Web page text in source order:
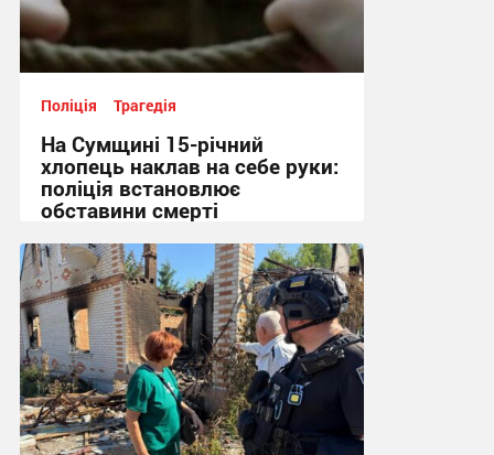
Поліція Трагедія
На Сумщині 15-річний
хлопець наклав на себе руки:
поліція встановлює
обставини смерті
10:34, 5.08.2026